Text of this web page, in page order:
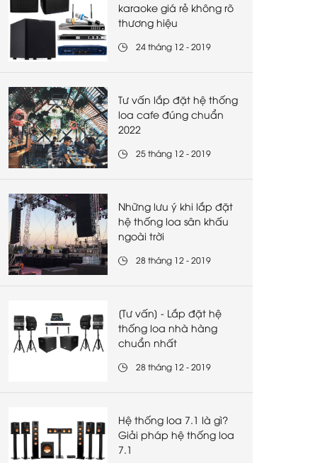
karaoke giá rẻ không rõ
thương hiệu
24 tháng 12 - 2019
Tư vấn lắp đặt hệ thống
loa cafe đúng chuẩn
2022
25 tháng 12 - 2019
Những lưu ý khi lắp đặt
hệ thống loa sân khấu
ngoài trời
28 tháng 12 - 2019
[Tư vấn] - Lắp đặt hệ
thống loa nhà hàng
chuẩn nhất
28 tháng 12 - 2019
Hệ thống loa 7.1 là gì?
Giải pháp hệ thống loa
7.1